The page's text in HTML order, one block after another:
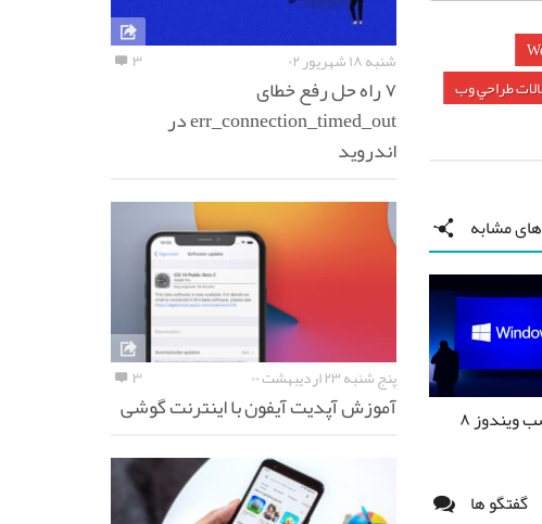
طراحي وب
مشابه
ویندوز ۸
گفتگو ها
شنبه ۱۸ شهریور ۰۲ ۳
۷ راه حل رفع خطای
err_connection_timed_out در
اندروید
پنج شنبه ۲۳ اردیبهشت ۰۰ ۳
آموزش آپدیت آیفون با اینترنت گوشی